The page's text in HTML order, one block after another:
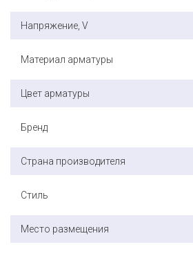
Напряжение, V
Материал арматуры
Цвет арматуры
Бренд
Страна производителя
Стиль
Место размещения